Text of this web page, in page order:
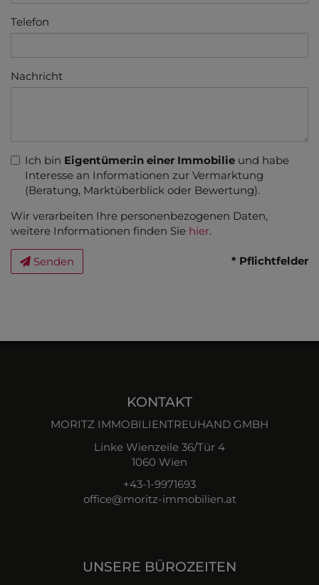
Telefon
Nachricht
Ich bin Eigentümer:in einer Immobilie und habe
Interesse an Informationen zur Vermarktung
(Beratung, Marktüberblick oder Bewertung).
Wir verarbeiten Ihre personenbezogenen Daten,
weitere Informationen finden Sie hier.
Senden * Pflichtfelder
KONTAKT
MORITZ IMMOBILIENTREUHAND GMBH
Linke Wienzeile 36/Tür 4
1060 Wien
+43-1-9971693
office@moritz-immobilien.at
UNSERE BÜROZEITEN